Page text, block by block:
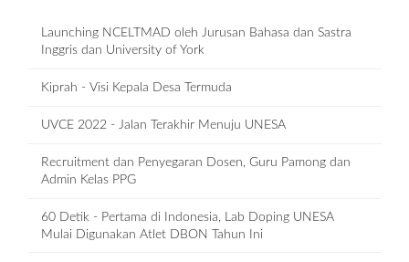
Launching NCELTMAD oleh Jurusan Bahasa dan Sastra
Inggris dan University of York
Kiprah - Visi Kepala Desa Termuda
UVCE 2022 - Jalan Terakhir Menuju UNESA
Recruitment dan Penyegaran Dosen, Guru Pamong dan
Admin Kelas PPG
60 Detik - Pertama di Indonesia, Lab Doping UNESA
Mulai Digunakan Atlet DBON Tahun Ini